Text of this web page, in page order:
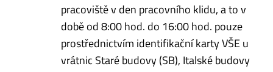
pracoviště v den pracovního klidu, a to v
době od 8:00 hod. do 16:00 hod. pouze
prostřednictvím identifikační karty VŠE u
vrátnic Staré budovy (SB), Italské budovy